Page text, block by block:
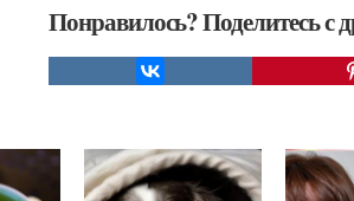
Понравилось? Поделитесь с